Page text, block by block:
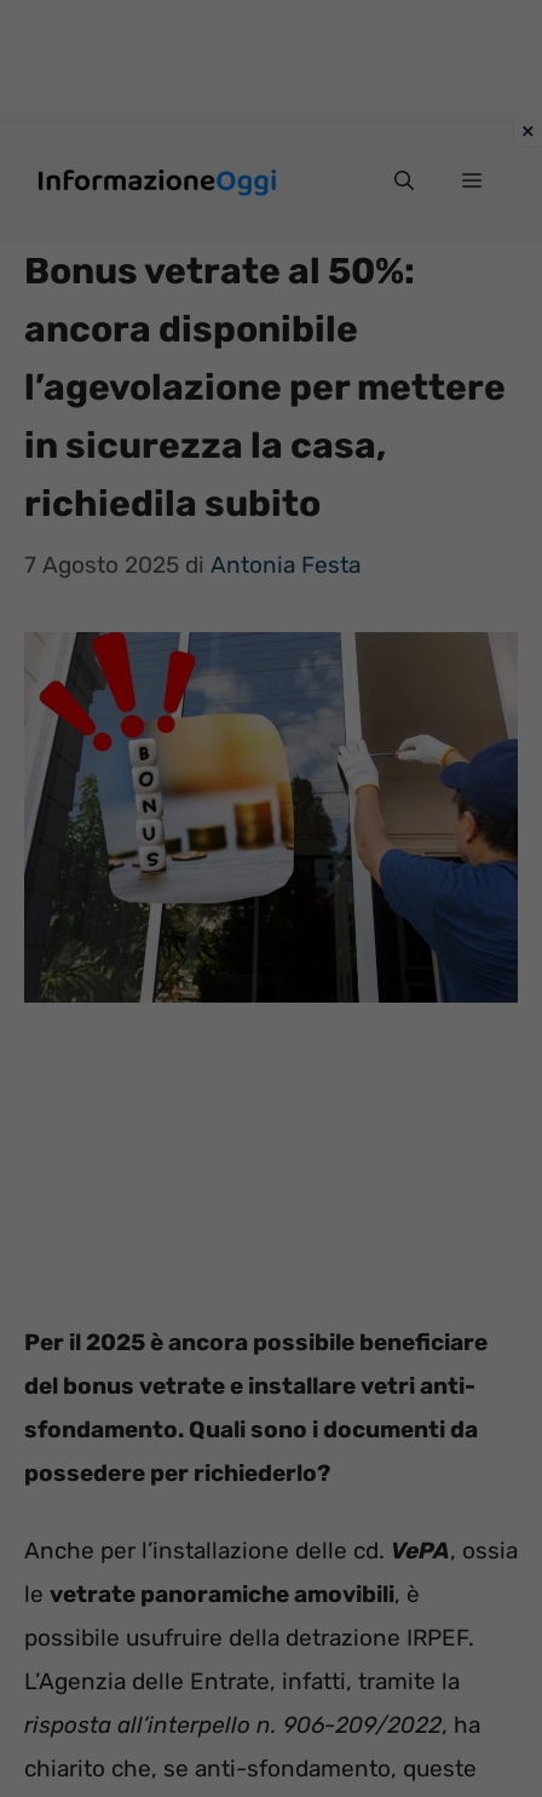
Menu
Bonus vetrate al 50%:
ancora disponibile
l’agevolazione per mettere
in sicurezza la casa,
richiedila subito
7 Agosto 2025 di Antonia Festa
Per il 2025 è ancora possibile beneficiare
del bonus vetrate e installare vetri anti-
sfondamento. Quali sono i documenti da
possedere per richiederlo?
Anche per l’installazione delle cd. VePA, ossia
le vetrate panoramiche amovibili, è
possibile usufruire della detrazione IRPEF.
L’Agenzia delle Entrate, infatti, tramite la
risposta all’interpello n. 906-209/2022, ha
chiarito che, se anti-sfondamento, queste